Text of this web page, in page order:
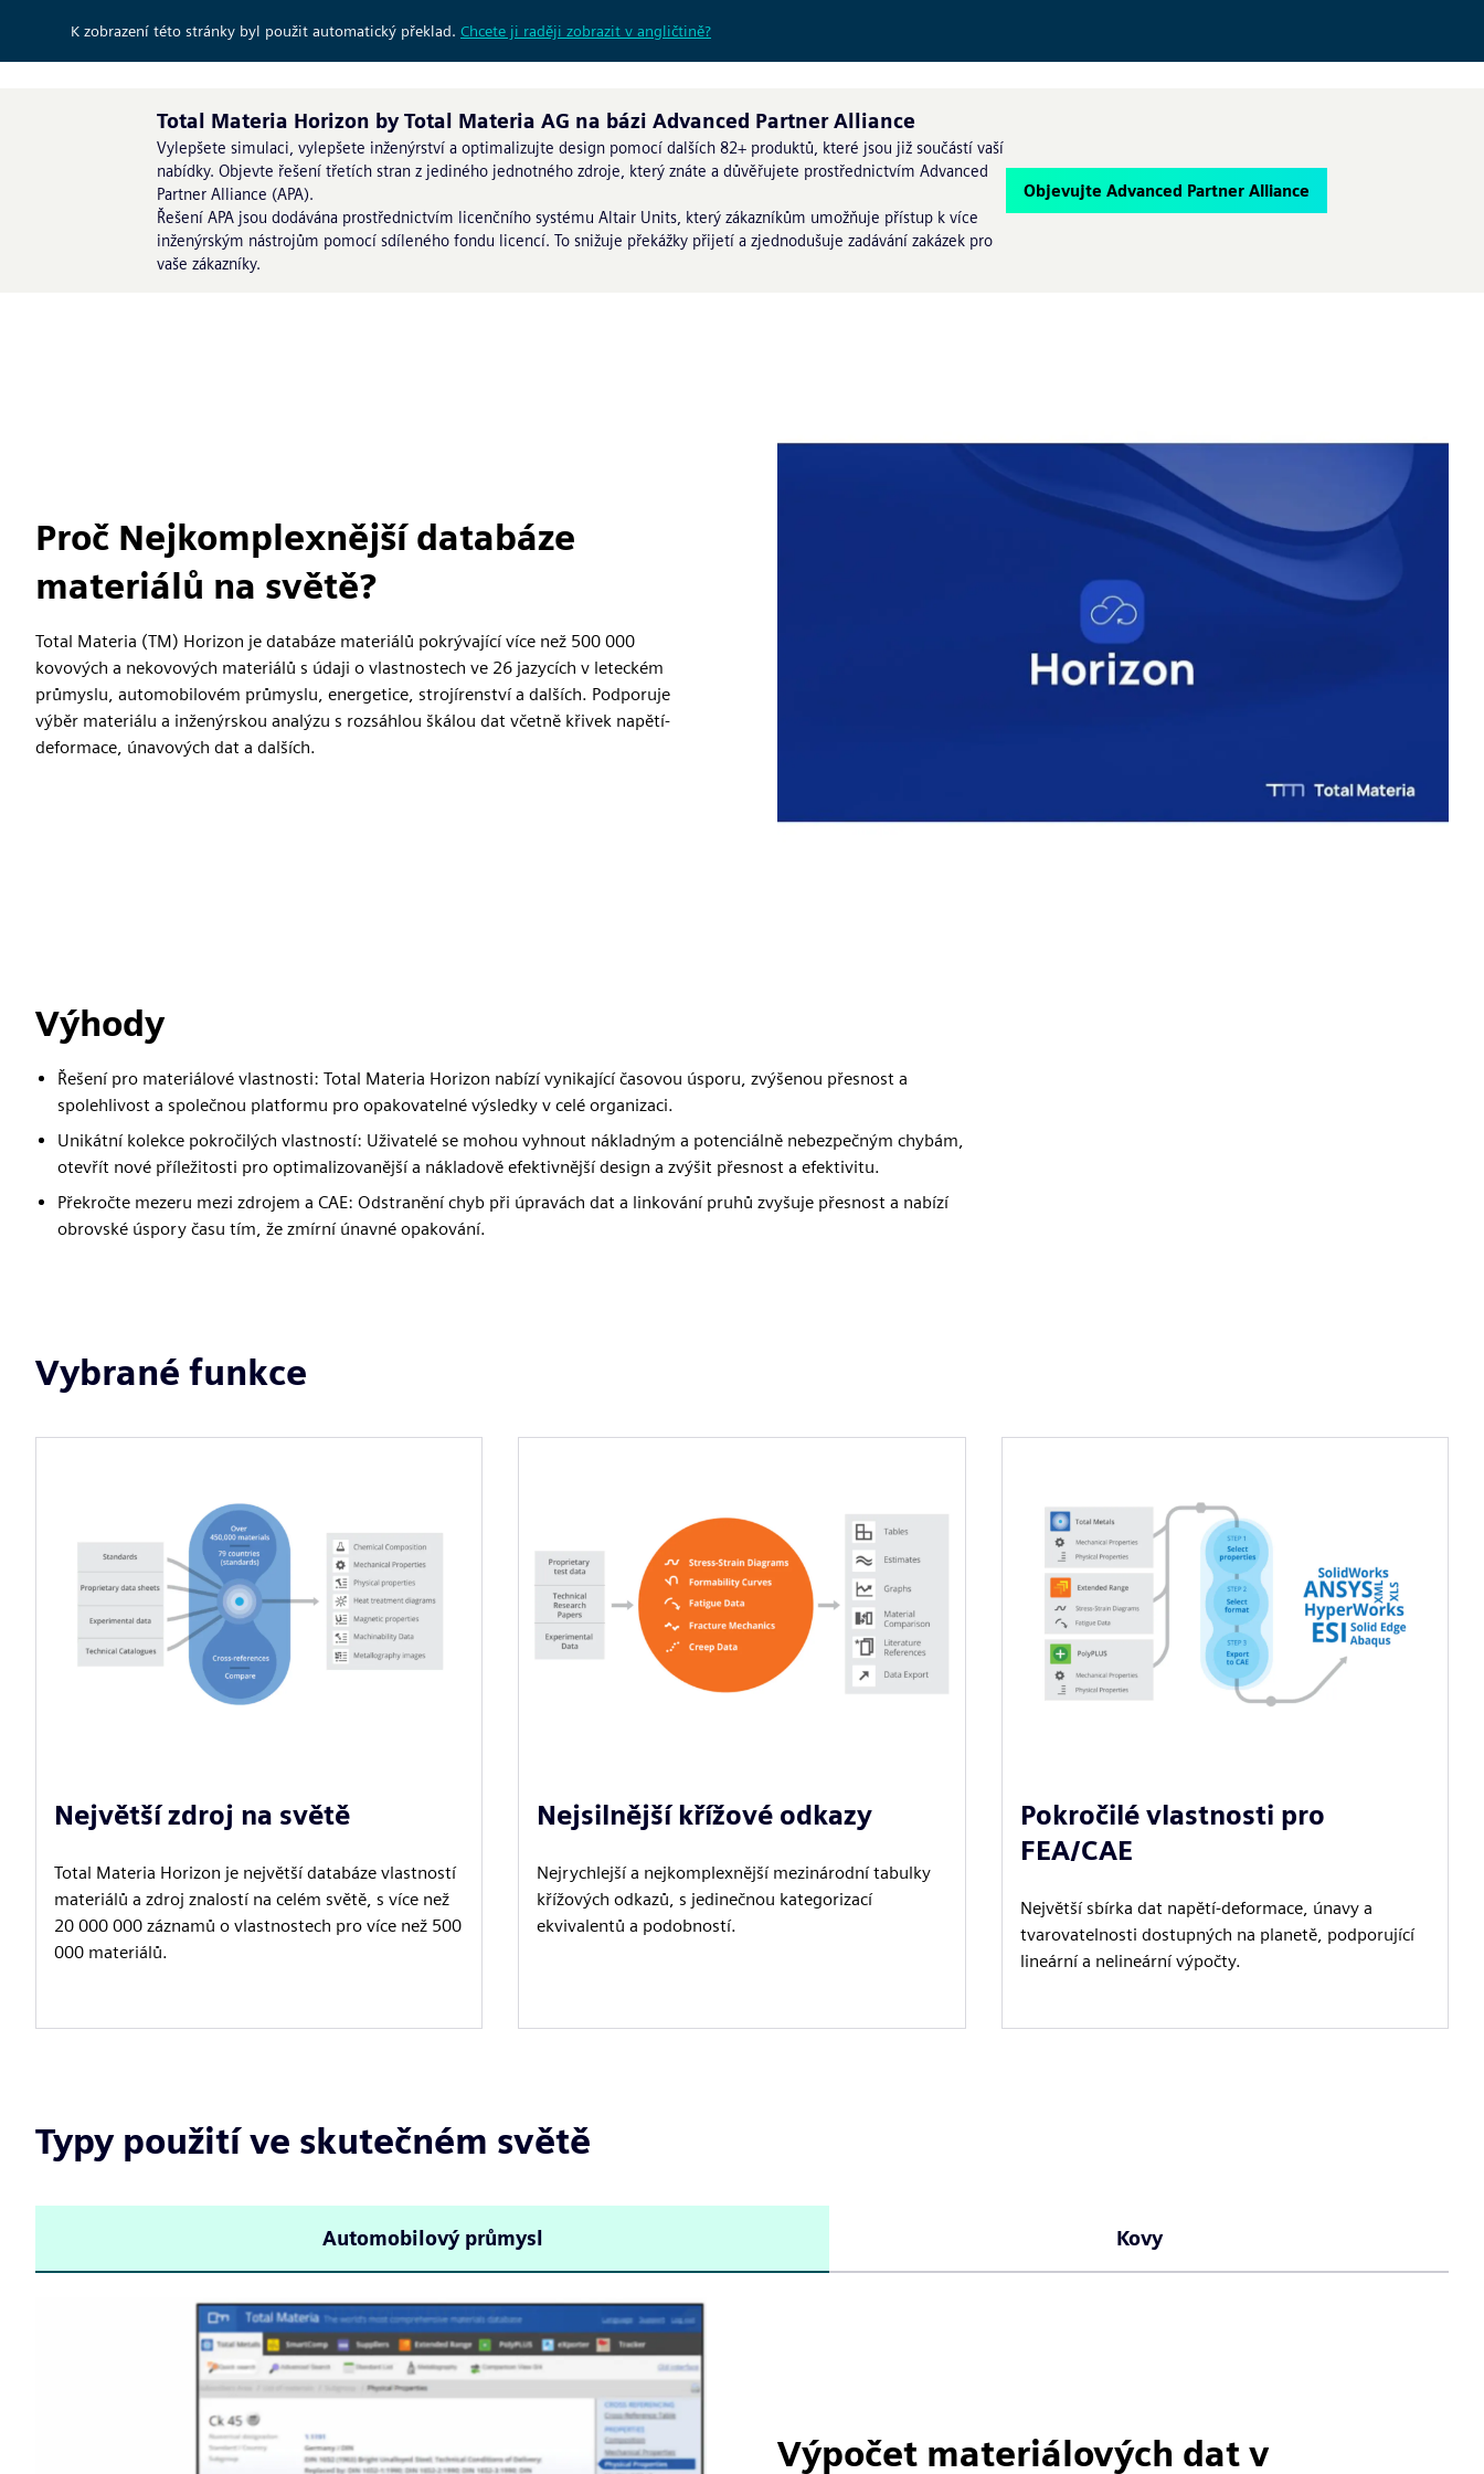
K zobrazení této stránky byl použit automatický překlad. Chcete ji raději zobrazit v angličtině?
Total Materia Horizon by Total Materia AG na bázi Advanced Partner Alliance
Vylepšete simulaci, vylepšete inženýrství a optimalizujte design pomocí dalších 82+ produktů, které jsou již součástí vaší
nabídky. Objevte řešení třetích stran z jediného jednotného zdroje, který znáte a důvěřujete prostřednictvím Advanced
Partner Alliance (APA).
Řešení APA jsou dodávána prostřednictvím licenčního systému Altair Units, který zákazníkům umožňuje přístup k více
inženýrským nástrojům pomocí sdíleného fondu licencí. To snižuje překážky přijetí a zjednodušuje zadávání zakázek pro
vaše zákazníky.
Objevujte Advanced Partner Alliance
Proč Nejkomplexnější databáze
materiálů na světě?
Total Materia (TM) Horizon je databáze materiálů pokrývající více než 500 000
kovových a nekovových materiálů s údaji o vlastnostech ve 26 jazycích v leteckém
průmyslu, automobilovém průmyslu, energetice, strojírenství a dalších. Podporuje
výběr materiálu a inženýrskou analýzu s rozsáhlou škálou dat včetně křivek napětí-
deformace, únavových dat a dalších.
Výhody
Řešení pro materiálové vlastnosti: Total Materia Horizon nabízí vynikající časovou úsporu, zvýšenou přesnost a
spolehlivost a společnou platformu pro opakovatelné výsledky v celé organizaci.
Unikátní kolekce pokročilých vlastností: Uživatelé se mohou vyhnout nákladným a potenciálně nebezpečným chybám,
otevřít nové příležitosti pro optimalizovanější a nákladově efektivnější design a zvýšit přesnost a efektivitu.
Překročte mezeru mezi zdrojem a CAE: Odstranění chyb při úpravách dat a linkování pruhů zvyšuje přesnost a nabízí
obrovské úspory času tím, že zmírní únavné opakování.
Vybrané funkce
Největší zdroj na světě
Total Materia Horizon je největší databáze vlastností
materiálů a zdroj znalostí na celém světě, s více než
20 000 000 záznamů o vlastnostech pro více než 500
000 materiálů.
Nejsilnější křížové odkazy
Nejrychlejší a nejkomplexnější mezinárodní tabulky
křížových odkazů, s jedinečnou kategorizací
ekvivalentů a podobností.
Pokročilé vlastnosti pro
FEA/CAE
Největší sbírka dat napětí-deformace, únavy a
tvarovatelnosti dostupných na planetě, podporující
lineární a nelineární výpočty.
Typy použití ve skutečném světě
Automobilový průmysl Kovy
Výpočet materiálových dat v